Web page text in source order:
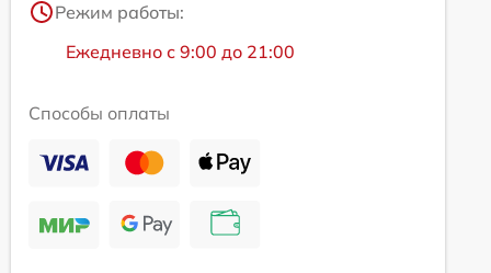
Режим работы:
Ежедневно с 9:00 до 21:00
Способы оплаты